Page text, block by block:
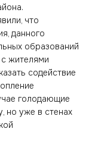
что
данного
образований
жителями
содействие
голодающие
но уже в стенах